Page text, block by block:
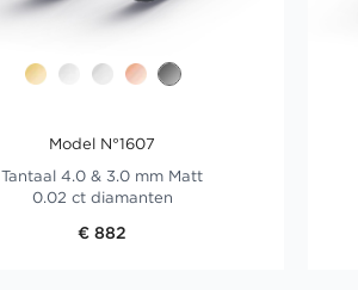
Model N°1607
Tantaal 4.0 & 3.0 mm Matt
0.02 ct diamanten
€ 882